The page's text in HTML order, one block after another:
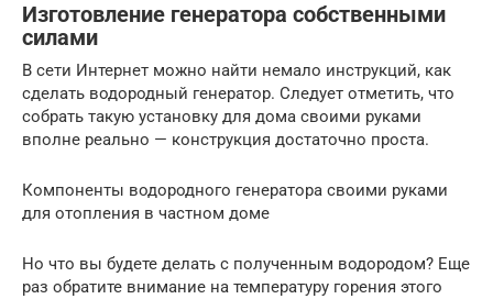
Изготовление генератора собственными
силами
В сети Интернет можно найти немало инструкций, как
сделать водородный генератор. Следует отметить, что
собрать такую установку для дома своими руками
вполне реально — конструкция достаточно проста.
Компоненты водородного генератора своими руками
для отопления в частном доме
Но что вы будете делать с полученным водородом? Еще
раз обратите внимание на температуру горения этого